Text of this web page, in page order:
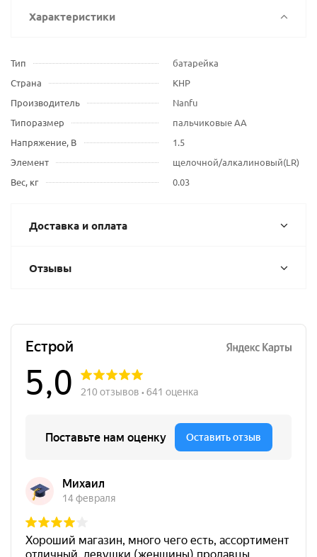
Характеристики
Тип
батарейка
Страна
КНР
Производитель
Nanfu
Типоразмер
пальчиковые AA
Напряжение, В
1.5
Элемент
щелочной/алкалиновый(LR)
Вес, кг
0.03
Доставка и оплата
Отзывы